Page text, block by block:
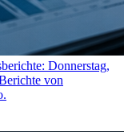
Donnerstag,
von